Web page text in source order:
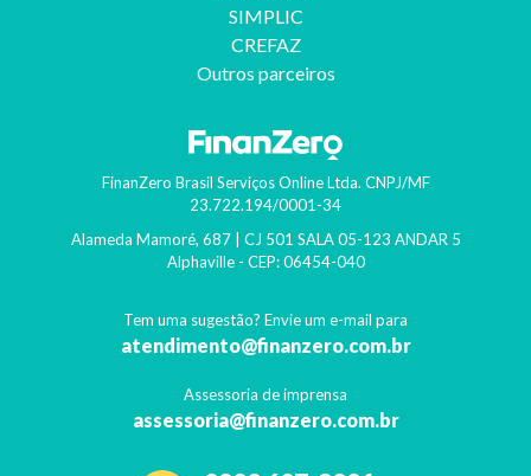
SIMPLIC
CREFAZ
Outros parceiros
FinanZero Brasil Serviços Online Ltda. CNPJ/MF
23.722.194/0001-34
Alameda Mamoré, 687 | CJ 501 SALA 05-123 ANDAR 5
Alphaville- CEP: 06454-040
Tem uma sugestão? Envie um e-mail para
atendimento@finanzero.com.br
Assessoria de imprensa
assessoria@finanzero.com.br